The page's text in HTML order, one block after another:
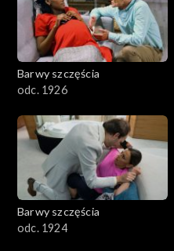
Barwy szczęścia
odc. 1926
Barwy szczęścia
odc. 1924